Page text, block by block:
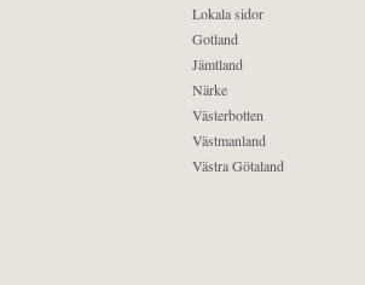
Lokala sidor
Gotland
Jämtland
Närke
Västerbotten
Västmanland
Västra Götaland